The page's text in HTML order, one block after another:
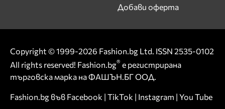
Добави оферта
Copyright © 1999-2026 Fashion.bg Ltd. ISSN 2535-0102
All rights reserved! Fashion.bg® е регистрирана
търговска марка на ФАШЪН.БГ ООД.
Fashion.bg във Facebook | TikTok | Instagram | You Tube